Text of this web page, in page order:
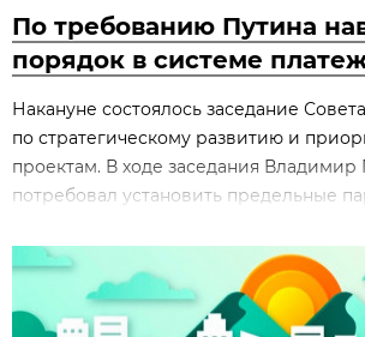
По требованию Путина
порядок в системе
Накануне состоялось заседание
по стратегическому развитию и
проектам. В ходе заседания Владимир
потребовал установить предельные